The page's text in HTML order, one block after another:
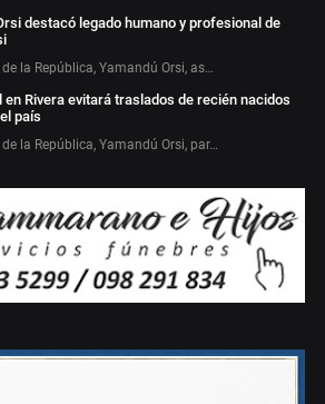
destacó legado humano y profesional de
la República, Yamandú Orsi, as…
en Rivera evitará traslados de recién nacidos
país
la República, Yamandú Orsi, par…